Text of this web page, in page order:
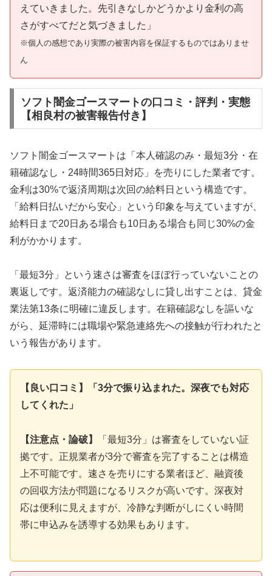
えていきました。先引きなしかどうかより金利の高
さがすべてだと気づきました」
※個人の感想であり実際の被害内容を保証するものではありませ
ん
ソフト闇金ゴースマートの口コミ・評判・実態
【相良村の被害報告付き】
ソフト闇金ゴースマートは「本人確認のみ・最短3分・在
籍確認なし・24時間365日対応」を売りにした業者です。
金利は30%で返済周期は次回の給料日という構造です。
「給料日払いだから安心」という印象を与えていますが、
給料日まで20日ある場合も10日ある場合も同じ30%の金
利がかかります。
「最短3分」という速さは審査をほぼ行っていないことの
裏返しです。返済能力の確認なしに貸し出すことは、貸金
業法第13条に明確に違反します。在籍確認なしを謳いな
がら、延滞時には職場や緊急連絡先への接触が行われたと
いう報告があります。
【良い口コミ】「3分で振り込まれた。深夜でも対応
してくれた」
【注意点・論破】
「最短3分」は審査をしていない証
拠です。正規業者が3分で審査を完了することは構造
上不可能です。速さを売りにする業者ほど、融資後
の回収方法が問題になるリスクが高いです。深夜対
応は便利に見えますが、冷静な判断がしにくい時間
帯に申込みを誘導する効果もあります。